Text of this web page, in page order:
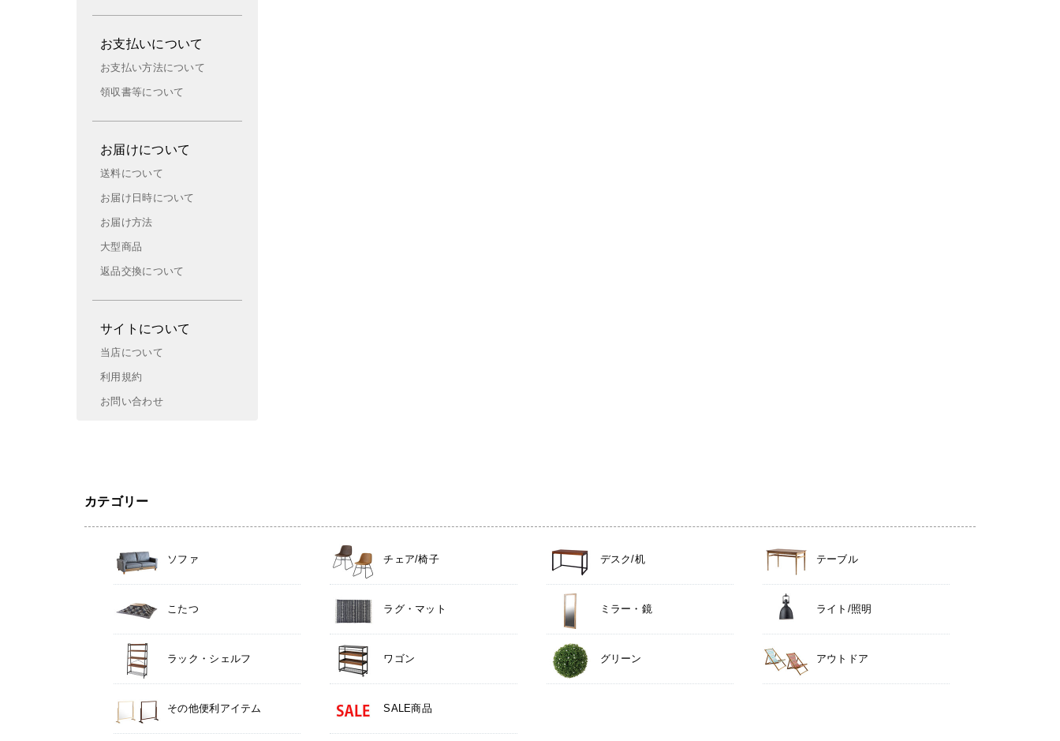
お支払いについて
お支払い方法について
領収書等について
お届けについて
送料について
お届け日時について
お届け方法
大型商品
返品交換について
サイトについて
当店について
利用規約
お問い合わせ
カテゴリー
ソファ チェア/椅子 デスク/机 テーブル
こたつ ラグ・マット ミラー・鏡 ライト/照明
ラック・シェルフ ワゴン グリーン アウトドア
その他便利アイテム SALE商品